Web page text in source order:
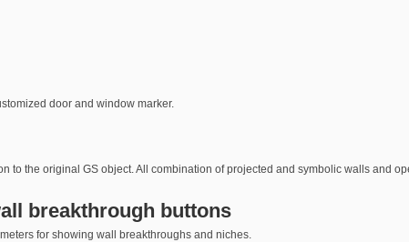
door and window marker.
to the original GS object. All combination of projected and symbolic walls and
breakthrough buttons
for showing wall breakthroughs and niches.